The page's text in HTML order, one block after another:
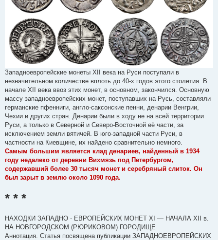
двум граммам серебра. Куной мог являться даже европейский
денарий. В поздние времена куна стала синонимом понятия
"деньги".
Резана из дирхема Аббасидского Халифата
Если взглянуть на резану, то становится понятен прямой смысл её
имени, так как перед нами разрезанная монета. Чаще всего не
везло дирхему, который мог не только уполовиниваться, но и быть
разделённым на четверти. Именно такие половинки и четвертинки
арабских монет находят в кладах, зарытых в 11-12 веках. Вес
резаны составлял чуть менее полутора грамм серебра (900-я
проба металла). Тем не менее, известны экземпляры в 1,7 грамма,
1,35 грамма и один грамм ровно. Позже приток дирхемов с юго-
восточных земель прекращается. По мнению Валентина Янина
(эксперт по древнерусской денежной системе) резана явила собой
прообраз московской денги, вес которой составлял 1,02 грамма, и
которая начала чеканиться в конце 15-го века при Дмитрии
Донском.
Веверица или векша находилась в самом низу номиналов Древней
Руси. Сторонники меховой теории привязывают её к шкурке белки.
Но нам более интересна древнерусская монета из серебра. Вес
Документы, подтверждающие её существование, - это "Русская
денарию Западной Европы. Медная монета Византии нуммий тоже
отождествлялась с векшей. Веверицей мог быть и мелкий обрезок
арабского дирхема.
Западноевропейские монеты XII века на Руси поступали в
незначительном количестве вплоть до 40-х годов этого столетия. В
начале XII века ввоз этих монет, в основном, закончился. Основную
массу западноевропейских монет, поступавших на Русь, составляли
германские пфенниги, англо-саксонские пенни, денарии Венгрии,
Чехии и других стран. Денарии были в ходу не на всей территории
Руси, а только в Северной и Северо-Восточной её части, за
исключением земли вятичей. В юго-западной части Руси, в
частности на Киевщине, их найдено сравнительно немного.
Самым большим является клад денариев, найденный в 1934
году недалеко от деревни Вихмязь под Петербургом,
содержавший более 30 тысяч монет и серебряный слиток. Он
был зарыт в землю около 1090 года.
* * *
НАХОДКИ ЗАПАДНО - ЕВРОПЕЙСКИХ МОНЕТ XI — НАЧАЛА XII в.
НА НОВГОРОДСКОМ (РЮРИКОВОМ) ГОРОДИЩЕ
Аннотация. Статья посвящена публикации ЗАПАДНОЕВРОПЕЙСКИХ